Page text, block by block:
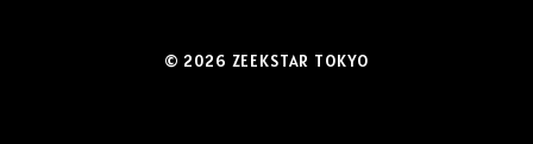
© 2026 ZEEKSTAR TOKYO